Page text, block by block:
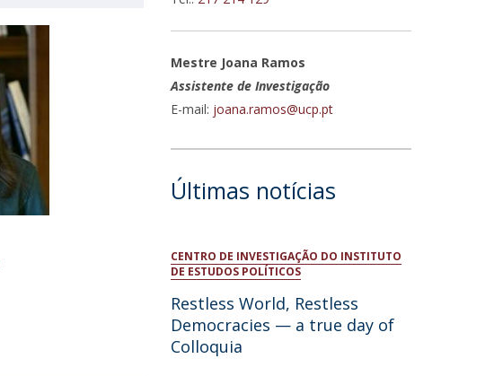
Iniciativas Nacionais da Católica
Mestre Joana Ramos
Assistente de Investigação
E-mail: joana.ramos@ucp.pt
Últimas notícias
CENTRO DE INVESTIGAÇÃO DO INSTITUTO
DE ESTUDOS POLÍTICOS
Restless World, Restless
Democracies — a true day of
Colloquia